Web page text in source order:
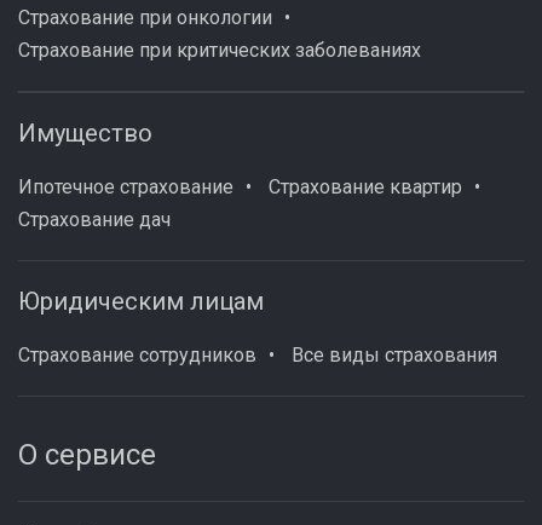
Страхование при онкологии
Страхование при критических заболеваниях
Имущество
Ипотечное страхование
Страхование квартир
Страхование дач
Юридическим лицам
Страхование сотрудников Все виды страхования
О сервисе